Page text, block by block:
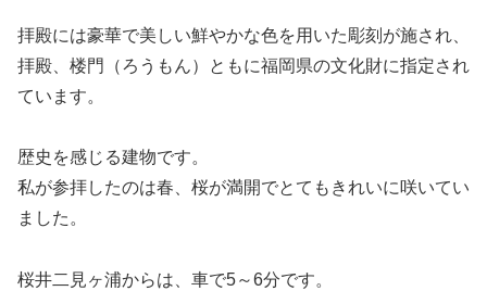
拝殿には豪華で美しい鮮やかな色を用いた彫刻が施され、
拝殿、楼門（ろうもん）ともに福岡県の文化財に指定され
ています。
歴史を感じる建物です。
私が参拝したのは春、桜が満開でとてもきれいに咲いてい
ました。
桜井二見ヶ浦からは、車で5～6分です。